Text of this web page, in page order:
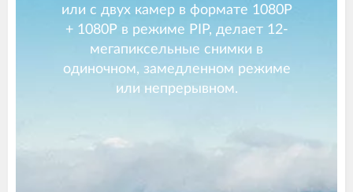
или с двух камер в формате 1080P
+ 1080P в режиме PIP, делает 12-
мегапиксельные снимки в
одиночном, замедленном режиме
или непрерывном.